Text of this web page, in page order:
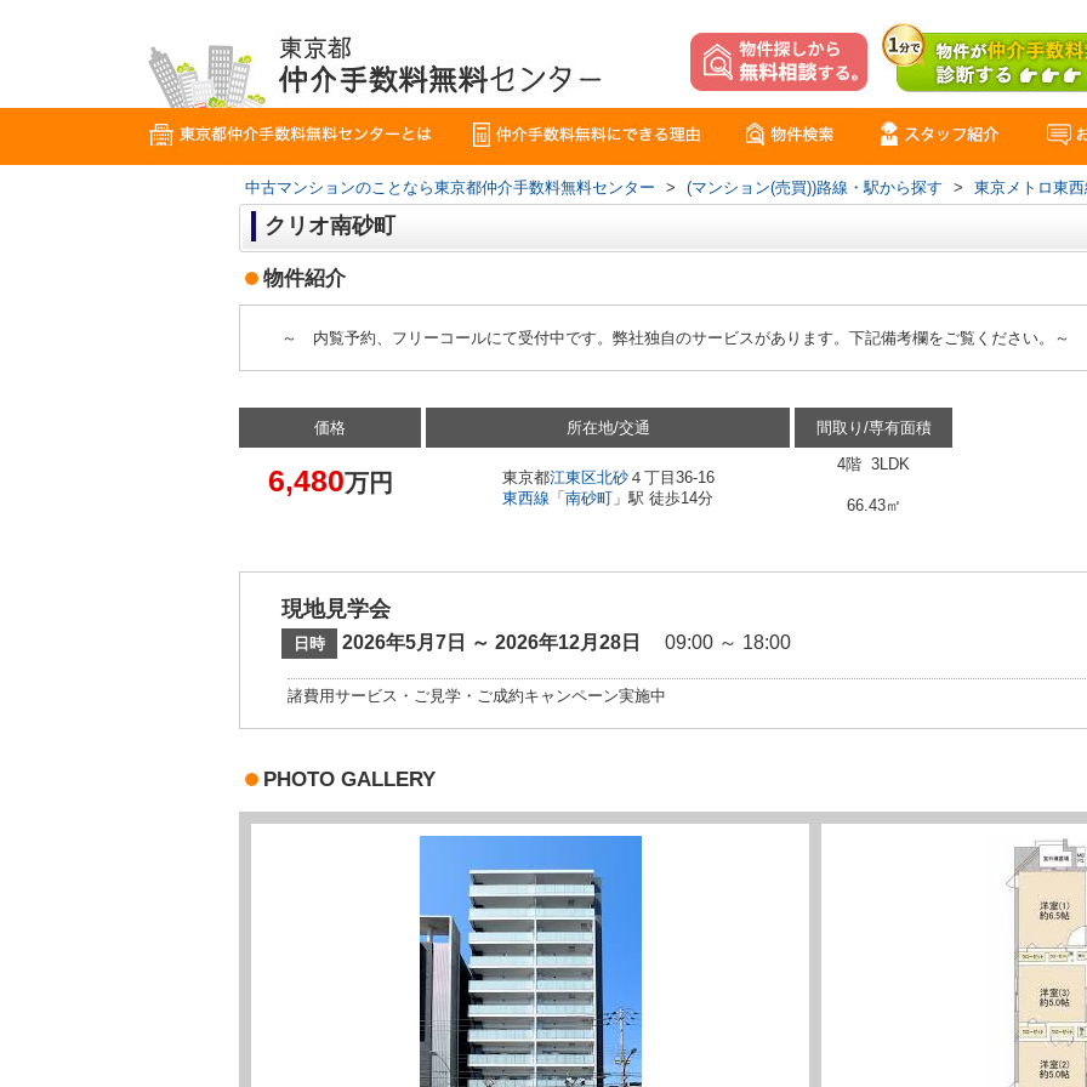
中古マンションのことなら東京都仲介手数料無料センター > (マンション(売買))路線・駅から探す > 東京メトロ東
クリオ南砂町
物件紹介
～ 内覧予約、フリーコールにて受付中です。弊社独自のサービスがあります。下記備考欄をご覧ください。～
価格
6,480万円
所在地/交通
東京都江東区北砂４丁目36-16
東西線 「 南砂町 」駅 徒歩14分
間取り/専有面積
4階 3LDK
66.43㎡
現地見学会
日時 2026年5月7日 ～ 2026年12月28日 09:00 ～ 18:00
諸費用サービス・ご見学・ご成約キャンペーン実施中
PHOTO GALLERY